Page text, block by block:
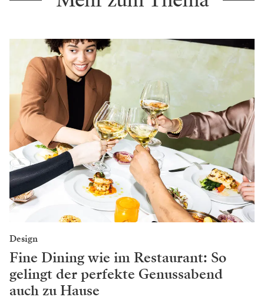
Design
Fine Dining wie im Restaurant: So
gelingt der perfekte Genussabend
auch zu Hause